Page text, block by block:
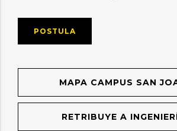
POSTULA
MAPA CAMPUS SAN
RETRIBUYE A